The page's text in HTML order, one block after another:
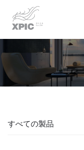
すべての製品